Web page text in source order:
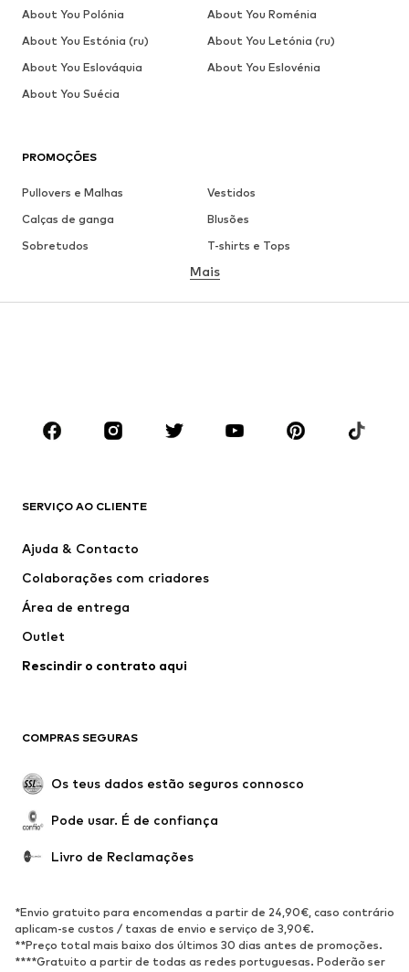
PROMOÇÕES
Pullovers e Malhas
Vestidos
Calças de ganga
Blusões
Sobretudos
T-shirts e Tops
Roupa interior
Acessórios
Premium
Novidades
Roupa interior
Sobretudos
Roupa de banho
Upcycling
SAPATOS
Novidades
altos
Sandálias
Sapatos baixos
Mais
SERVIÇO AO CLIENTE
Ajuda & Contacto
Colaborações com criadores
Área de entrega
Outlet
Rescindir o contrato aqui
COMPRAS SEGURAS
Os teus dados estão seguros connosco
Pode usar. É de confiança
Livro de Reclamações
*Envio gratuito para encomendas a partir de 24,90€, caso contrário
aplicam-se custos / taxas de envio e serviço de 3,90€.
**Preço total mais baixo dos últimos 30 dias antes de promoções.
****Gratuito a partir de todas as redes portuguesas. Poderão ser
About You Polónia
About You Roménia
About You Estónia (ru)
About You Letónia (ru)
About You Eslováquia
About You Eslovénia
About You Suécia